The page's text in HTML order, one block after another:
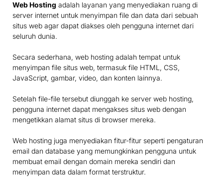
Web Hosting adalah layanan yang menyediakan ruang di
server internet untuk menyimpan file dan data dari sebuah
situs web agar dapat diakses oleh pengguna internet dari
seluruh dunia.
Secara sederhana, web hosting adalah tempat untuk
menyimpan file situs web, termasuk file HTML, CSS,
JavaScript, gambar, video, dan konten lainnya.
Setelah file-file tersebut diunggah ke server web hosting,
pengguna internet dapat mengakses situs web dengan
mengetikkan alamat situs di browser mereka.
Web hosting juga menyediakan fitur-fitur seperti pengaturan
email dan database yang memungkinkan pengguna untuk
membuat email dengan domain mereka sendiri dan
menyimpan data dalam format terstruktur.